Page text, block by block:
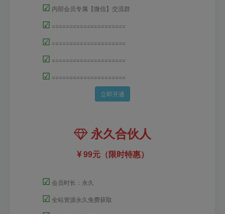
☑ 内部会员专属【微信】交流群
☑ =====================
☑ =====================
☑ =====================
☑ =====================
立即开通
永久合伙人
99元（限时特惠）
☑ 会员时长：永久
☑ 全站资源永久免费获取